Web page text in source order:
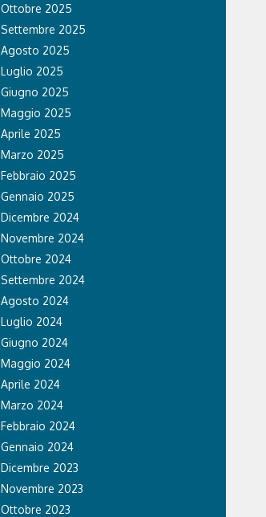
Ottobre 2025
Settembre 2025
Agosto 2025
Luglio 2025
Giugno 2025
Maggio 2025
Aprile 2025
Marzo 2025
Febbraio 2025
Gennaio 2025
Dicembre 2024
Novembre 2024
Ottobre 2024
Settembre 2024
Agosto 2024
Luglio 2024
Giugno 2024
Maggio 2024
Aprile 2024
Marzo 2024
Febbraio 2024
Gennaio 2024
Dicembre 2023
Novembre 2023
Ottobre 2023